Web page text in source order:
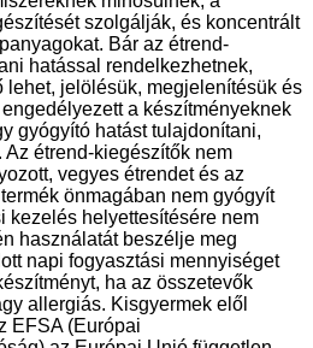
szolgálják, és koncentrált
Bár az étrend-
hatással rendelkezhetnek,
lehet, jelölésük, megjelenítésük és
a készítményeknek
gyógyító hatást tulajdonítani,
étrend-kiegészítők nem
vegyes étrendet és az
önmagában nem gyógyít
kezelés helyettesítésére nem
használatát beszélje meg
napi fogyasztási mennyiséget
ha az összetevők
allergiás. Kisgyermek elől
EFSA (Európai